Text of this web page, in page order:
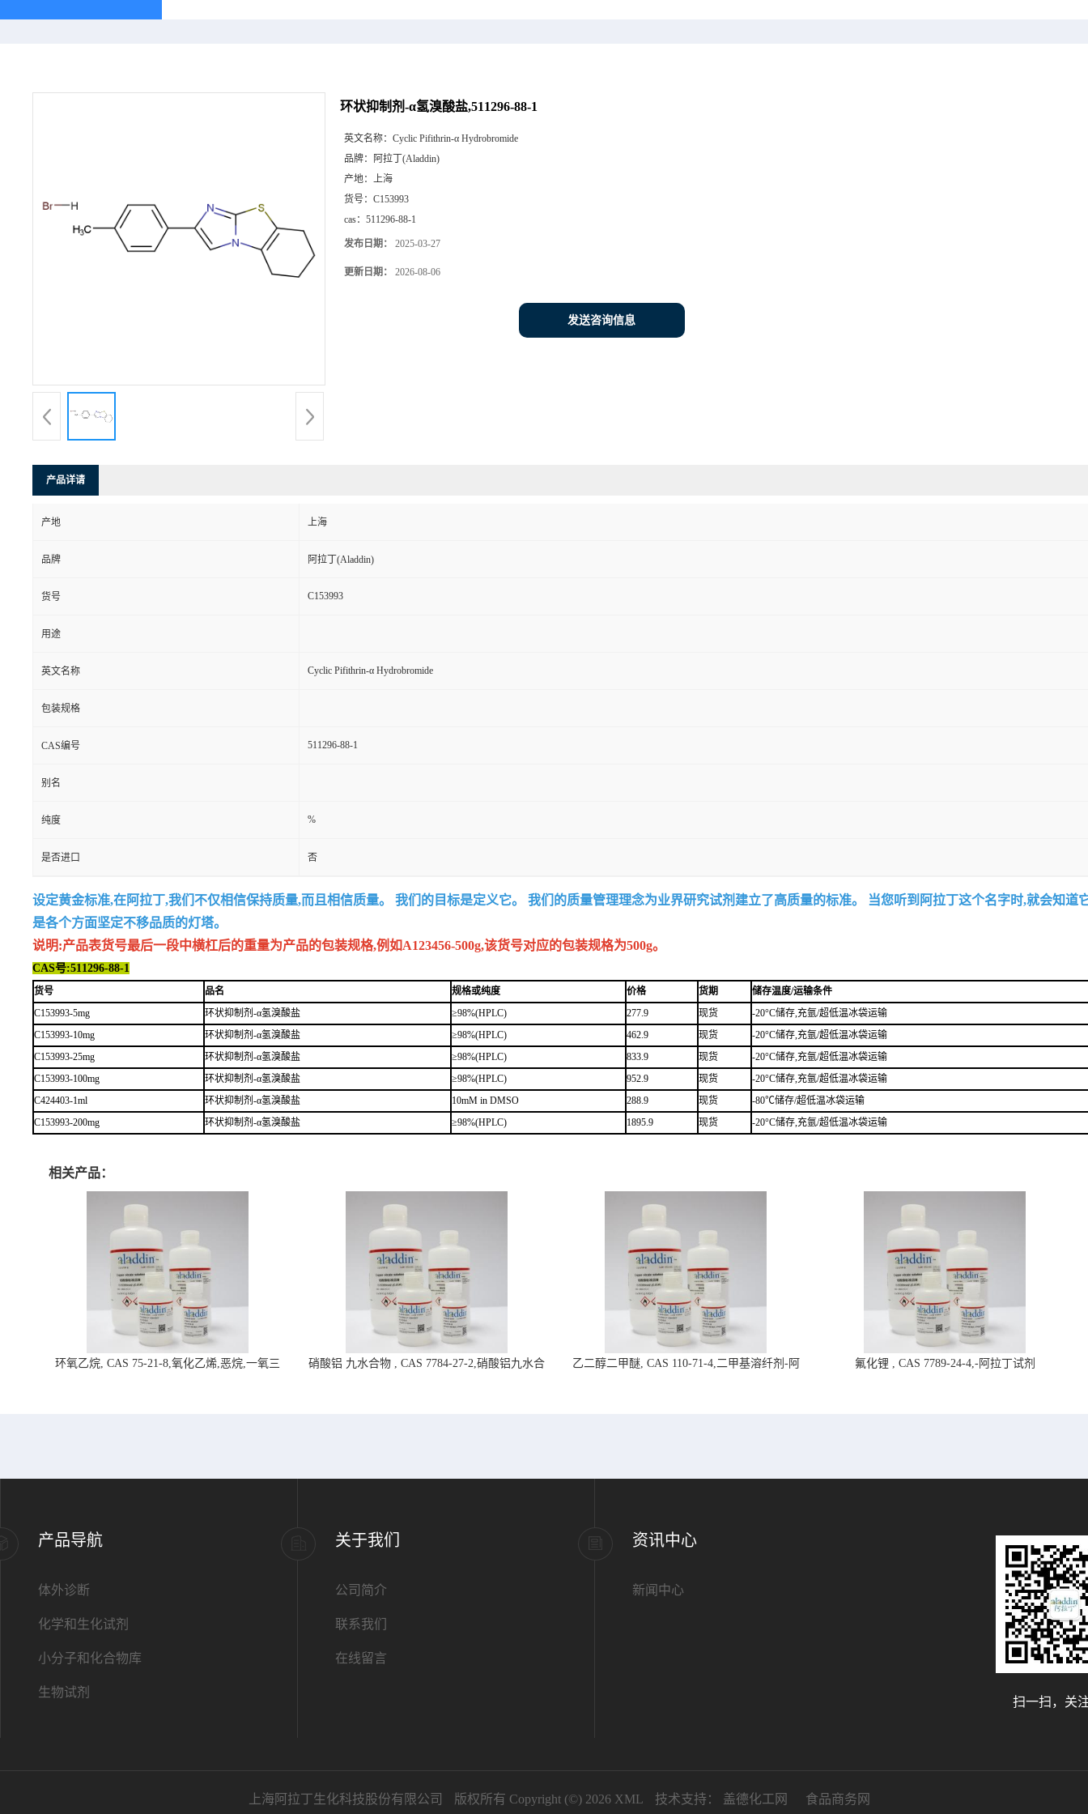
环状抑制剂-α氢溴酸盐,511296-88-1
英文名称： Cyclic Pifithrin-α Hydrobromide
品牌： 阿拉丁(Aladdin)
产地： 上海
货号： C153993
cas： 511296-88-1
发布日期： 2025-03-27
更新日期： 2026-08-06
发送咨询信息
产品详请
产地 上海
品牌 阿拉丁(Aladdin)
货号 C153993
用途
英文名称 Cyclic Pifithrin-α Hydrobromide
包装规格
CAS编号 511296-88-1
别名
纯度 %
是否进口 否
设定黄金标准,在阿拉丁,我们不仅相信保持质量,而且相信质量。 我们的目标是定义它。 我们的质量管理理念为业界研究试剂建立了高质量的标准。 当您听到阿拉丁这个名字时,就会知道
是各个方面坚定不移品质的灯塔。
说明:产品表货号最后一段中横杠后的重量为产品的包装规格,例如A123456-500g,该货号对应的包装规格为500g。
CAS号:511296-88-1
货号 品名 规格或纯度 价格 货期
储存温度/运输条件
C153993-5mg
环状抑制剂-α氢溴酸盐 ≥98%(HPLC) 277.9 现货
-20°C储存,充氩/超低温冰袋运输
C153993-10mg
环状抑制剂-α氢溴酸盐 ≥98%(HPLC) 462.9 现货
-20°C储存,充氩/超低温冰袋运输
C153993-25mg
环状抑制剂-α氢溴酸盐 ≥98%(HPLC) 833.9 现货
-20°C储存,充氩/超低温冰袋运输
C153993-100mg
环状抑制剂-α氢溴酸盐 ≥98%(HPLC) 952.9 现货
-20°C储存,充氩/超低温冰袋运输
C424403-1ml
环状抑制剂-α氢溴酸盐 10mM in DMSO 288.9 现货
-80℃储存/超低温冰袋运输
C153993-200mg
环状抑制剂-α氢溴酸盐 ≥98%(HPLC) 1895.9 现货 -20°C储存,充氩/超低温冰袋运输
相关产品：
环氧乙烷, CAS 75-21-8,氧化乙烯,恶烷,一氧三
硝酸铝 九水合物 , CAS 7784-27-2,硝酸铝九水合
乙二醇二甲醚, CAS 110-71-4,二甲基溶纤剂-阿
氟化锂 , CAS 7789-24-4,-阿拉丁试剂
产品导航
体外诊断
化学和生化试剂
小分子和化合物库
生物试剂
关于我们
公司简介
联系我们
在线留言
资讯中心
新闻中心
扫一扫，关
上海阿拉丁生化科技股份有限公司 版权所有 Copyright (©) 2026 XML 技术支持： 盖德化工网 食品商务网